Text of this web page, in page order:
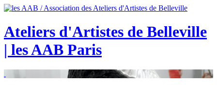
Ateliers d'Artistes de Belleville
| les AAB Paris